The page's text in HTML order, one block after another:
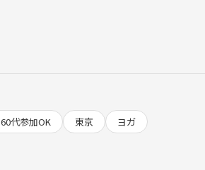
60代参加OK 東京
ヨガ